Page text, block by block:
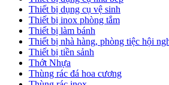
Thiết bị dụng cụ vệ sinh
Thiết bị inox phòng tắm
Thiết bị làm bánh
Thiết bị nhà hàng, phòng tiệc hội
Thiết bị tiền sảnh
Thớt Nhựa
Thùng rác đá hoa cương